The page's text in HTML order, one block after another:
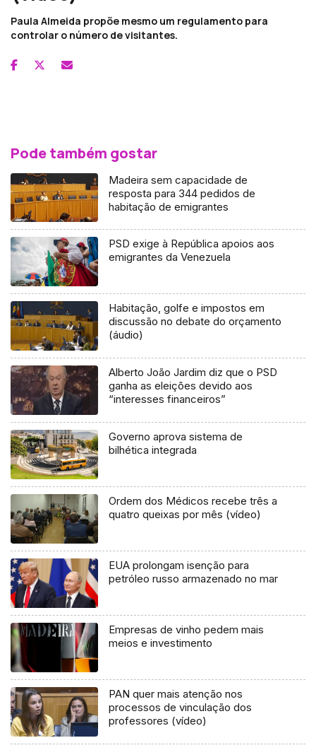
Paula Almeida propõe mesmo um regulamento para
controlar o número de visitantes.
Pode também gostar
Madeira sem capacidade de
resposta para 344 pedidos de
habitação de emigrantes
PSD exige à República apoios aos
emigrantes da Venezuela
Habitação, golfe e impostos em
discussão no debate do orçamento
(áudio)
Alberto João Jardim diz que o PSD
ganha as eleições devido aos
“interesses financeiros”
Governo aprova sistema de
bilhética integrada
Ordem dos Médicos recebe três a
quatro queixas por mês (vídeo)
EUA prolongam isenção para
petróleo russo armazenado no mar
Empresas de vinho pedem mais
meios e investimento
PAN quer mais atenção nos
processos de vinculação dos
professores (vídeo)